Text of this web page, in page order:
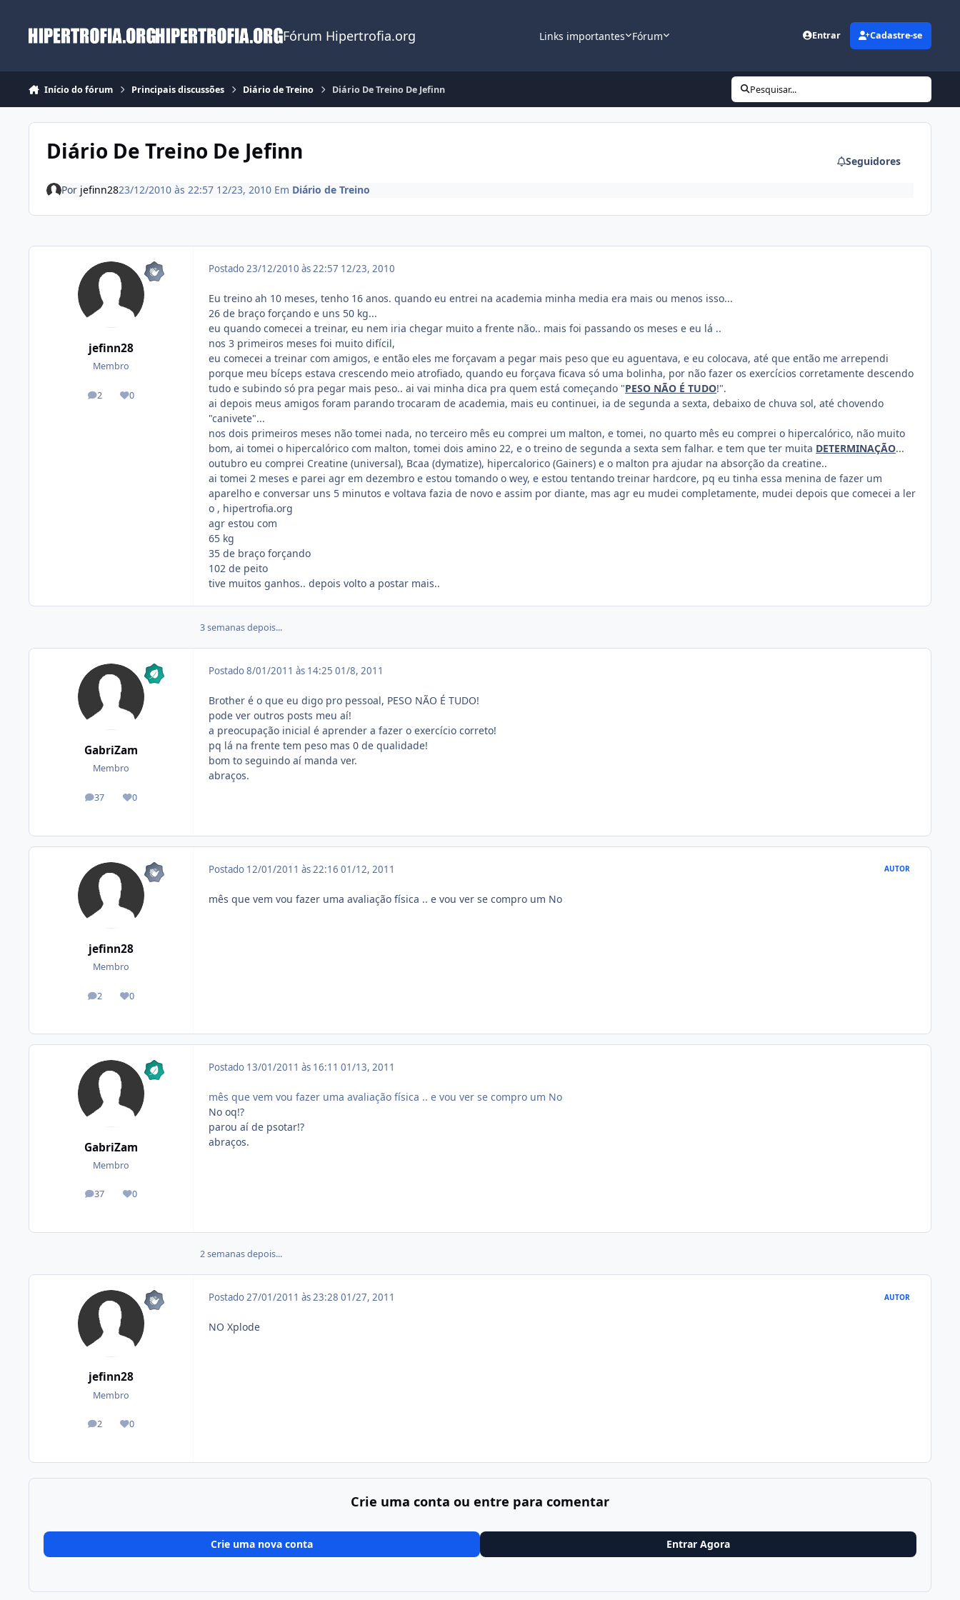
Fórum Hipertrofia.org Links importantes Fórum Entrar Cadastre-se
Início do fórum Principais discussões Diário de Treino Diário De Treino De Jefinn Pesquisar...
Diário De Treino De Jefinn Seguidores
Por jefinn2823/12/2010 às 22:57 12/23, 2010 Em Diário de Treino
jefinn28
Membro
2
posts 0
Reputação
Postado 23/12/2010 às 22:57 12/23, 2010
Eu treino ah 10 meses, tenho 16 anos. quando eu entrei na academia minha media era mais ou menos isso...
26 de braço forçando e uns 50 kg...
eu quando comecei a treinar, eu nem iria chegar muito a frente não.. mais foi passando os meses e eu lá ..
nos 3 primeiros meses foi muito difícil,
eu comecei a treinar com amigos, e então eles me forçavam a pegar mais peso que eu aguentava, e eu colocava, até que então me arrependi
porque meu bíceps estava crescendo meio atrofiado, quando eu forçava ficava só uma bolinha, por não fazer os exercícios corretamente descendo
tudo e subindo só pra pegar mais peso.. ai vai minha dica pra quem está começando "PESO NÃO É TUDO!".
ai depois meus amigos foram parando trocaram de academia, mais eu continuei, ia de segunda a sexta, debaixo de chuva sol, até chovendo
"canivete"...
nos dois primeiros meses não tomei nada, no terceiro mês eu comprei um malton, e tomei, no quarto mês eu comprei o hipercalórico, não muito
bom, ai tomei o hipercalórico com malton, tomei dois amino 22, e o treino de segunda a sexta sem falhar. e tem que ter muita DETERMINAÇÃO...
outubro eu comprei Creatine (universal), Bcaa (dymatize), hipercalorico (Gainers) e o malton pra ajudar na absorção da creatine..
ai tomei 2 meses e parei agr em dezembro e estou tomando o wey, e estou tentando treinar hardcore, pq eu tinha essa menina de fazer um
aparelho e conversar uns 5 minutos e voltava fazia de novo e assim por diante, mas agr eu mudei completamente, mudei depois que comecei a ler
o , hipertrofia.org
agr estou com
65 kg
35 de braço forçando
102 de peito
tive muitos ganhos.. depois volto a postar mais..
3 semanas depois...
GabriZam
Membro
37
posts 0
Reputação
Postado8/01/2011 às 14:25 01/8, 2011
Brother é o que eu digo pro pessoal, PESO NÃO É TUDO!
pode ver outros posts meu aí!
a preocupação inicial é aprender a fazer o exercício correto!
pq lá na frente tem peso mas 0 de qualidade!
bom to seguindo aí manda ver.
abraços.
jefinn28
Membro
2
posts 0
Reputação
Postado 12/01/2011 às 22:16 01/12, 2011 AUTOR
mês que vem vou fazer uma avaliação física .. e vou ver se compro um No
GabriZam
Membro
37
posts 0
Reputação
Postado 13/01/2011 às 16:11 01/13, 2011
mês que vem vou fazer uma avaliação física .. e vou ver se compro um No
No oq!?
parou aí de psotar!?
abraços.
2 semanas depois...
jefinn28
Membro
2
posts 0
Reputação
Postado27/01/2011 às 23:28 01/27, 2011 AUTOR
NO Xplode
Crie uma conta ou entre para comentar
Crie uma nova conta Entrar Agora